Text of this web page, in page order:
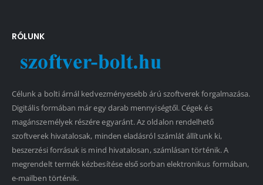
RÓLUNK
Célunk a bolti árnál kedvezményesebb árú szoftverek forgalmazása.
Digitális formában már egy darab mennyiségtől. Cégek és
magánszemélyek részére egyaránt. Az oldalon rendelhető
szoftverek hivatalosak, minden eladásról számlát állítunk ki,
beszerzési forrásuk is mind hivatalosan, számlásan történik. A
megrendelt termék kézbesítése első sorban elektronikus formában,
e-mailben történik.